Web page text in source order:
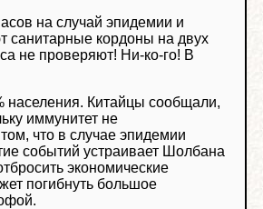
на случай эпидемии и
санитарные кордоны на двух
не проверяют! Ни-ко-го! В
населения. Китайцы сообщали,
иммунитет не
что в случае эпидемии
событий устраивает Шолбана
экономические
погибнуть большое